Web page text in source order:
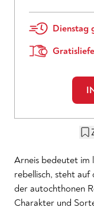
Dienstag
Arneis bedeutet im
rebellisch, steht auf
der autochthonen
Charakter und